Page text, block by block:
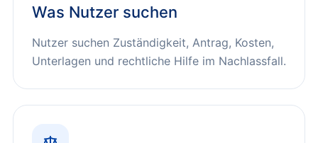
Was Nutzer suchen
Nutzer suchen Zuständigkeit, Antrag, Kosten,
Unterlagen und rechtliche Hilfe im Nachlassfall.